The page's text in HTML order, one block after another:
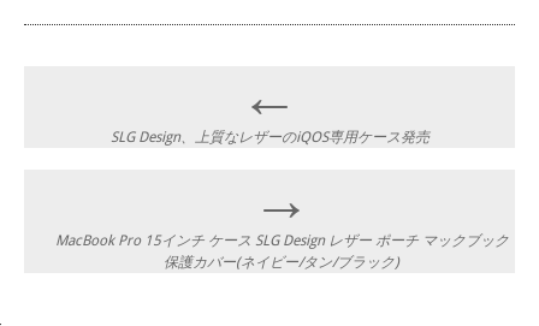
Post navigation
←
SLG Design、上質なレザーのiQOS専用ケース発売
→
MacBook Pro 15インチ ケース SLG Design レザー ポーチ マックブック
保護カバー(ネイビー/タン/ブラック)